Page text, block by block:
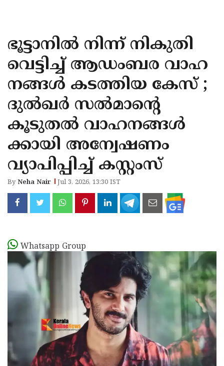
KANNUR
KASARAGOD
ഭൂട്ടാനിൽ നിന്ന് നികുതി
വെട്ടിച്ച് ആഡംബര വാഹ
നങ്ങൾ കടത്തിയ കേസ് ;
ദുൽഖർ സൽമാന്റെ
കൂടുതൽ വാഹനങ്ങൾ
ക്കായി അന്വേഷണം
വ്യാപിപ്പിച്ച് കസ്റ്റംസ്
ByNeha Nair Jul 3, 2026, 13:30 IST
Whatsapp Group